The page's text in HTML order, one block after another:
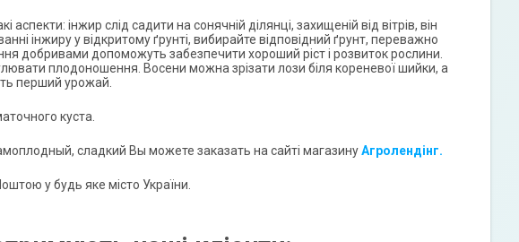
інжир слід садити на сонячній ділянці, захищеній від вітрів, він
інжиру у відкритому ґрунті, вибирайте відповідний ґрунт, переважно
добривами допоможуть забезпечити хороший ріст і розвиток рослини.
плодоношення. Восени можна зрізати лози біля кореневої шийки, а
перший урожай.
куста.
сладкий Вы можете заказать на сайті магазинуАгролендінг.
у будь яке місто України.